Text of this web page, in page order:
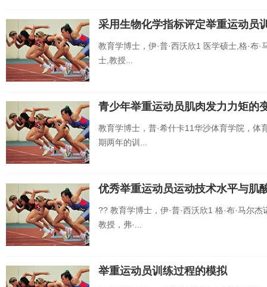
采用生物化学指标评定举重运动员
教育学博士，伊·普·西沃欣1 医学硕士,格·布
士,教授...
青少年举重运动员肌肉发力力矩的
教育学博士，普·希什卡11华沙体育学院，
期两年的训...
优秀举重运动员运动技术水平与肌
?? 教育学博士，伊·普·西沃欣1 格·布·马尔
教授，弗·...
举重运动员训练过程的模拟